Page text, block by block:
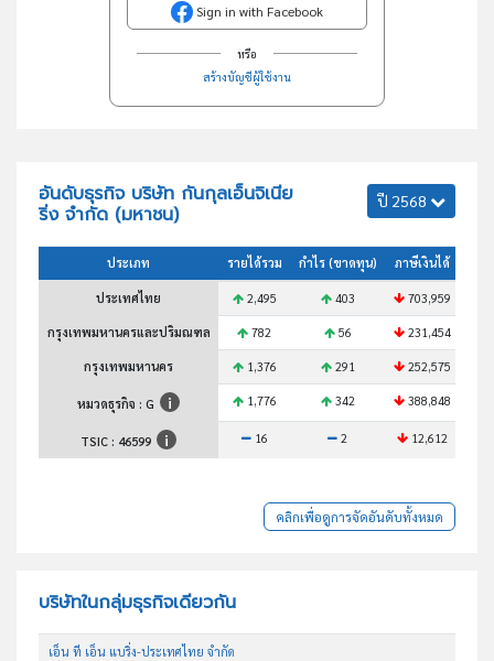
Sign in with Facebook
หรือ
สร้างบัญชีผู้ใช้งาน
อันดับธุรกิจ บริษัท กันกุลเอ็นจิเนีย
ริ่ง จำกัด (มหาชน)
ปี 2568
ประเภท รายได้รวม กำไร (ขาดทุน) ภาษีเงินได้
ประเทศไทย 2,495 403 703,959
กรุงเทพมหานครและปริมณฑล 782 56 231,454
กรุงเทพมหานคร 1,376 291 252,575
หมวดธุรกิจ : G 1,776 342 388,848
TSIC : 46599 16 2 12,612
คลิกเพื่อดูการจัดอันดับทั้งหมด
บริษัทในกลุ่มธุรกิจเดียวกัน
เอ็น ที เอ็น แบริ่ง-ประเทศไทย จำกัด